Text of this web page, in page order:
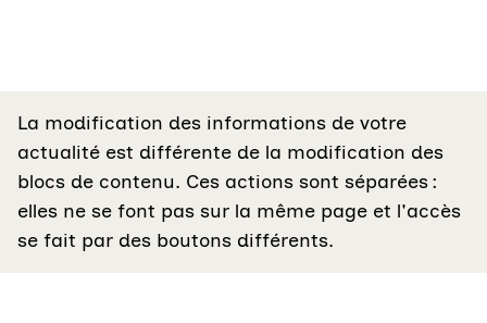
La modification des informations de votre
actualité est différente de la modification des
blocs de contenu. Ces actions sont séparées :
elles ne se font pas sur la même page et l'accès
se fait par des boutons différents.